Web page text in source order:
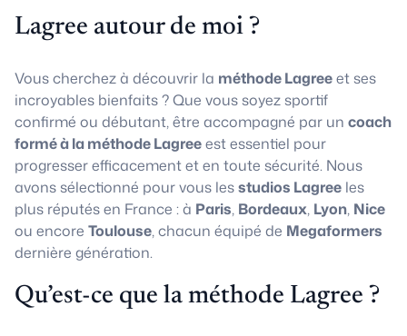
Lagree autour de moi ?
Vous cherchez à découvrir la méthode Lagreeet ses
incroyables bienfaits ? Que vous soyez sportif
confirmé ou débutant, être accompagné par un coach
formé à la méthode Lagreeest essentiel pour
progresser efficacement et en toute sécurité. Nous
avons sélectionné pour vous lesstudios Lagree les
plus réputés en France : à Paris, Bordeaux, Lyon, Nice
ou encore Toulouse, chacun équipé de Megaformers
dernière génération.
Qu’est-ce que la méthode Lagree ?